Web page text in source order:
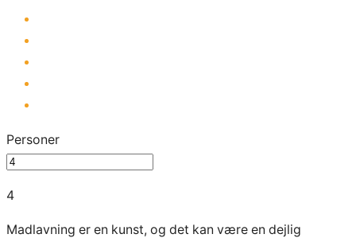
Personer
4
Madlavning er en kunst, og det kan være en dejlig